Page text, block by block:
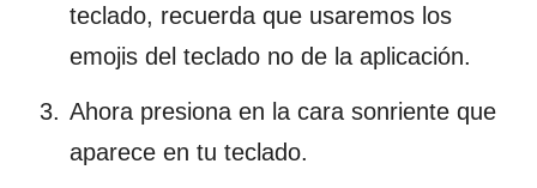
teclado, recuerda que usaremos los
emojis del teclado no de la aplicación.
Ahora presiona en la cara sonriente que
aparece en tu teclado.